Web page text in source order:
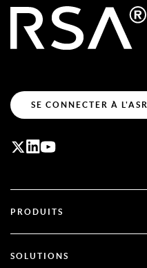
SE CONNECTER À L'ASR
PRODUITS
SOLUTIONS